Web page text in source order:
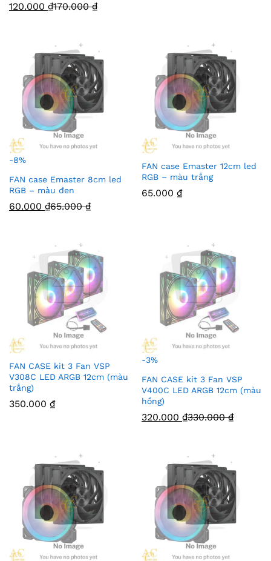
120.000 ₫170.000₫
-8%
FAN case Emaster 8cm led
RGB – màu đen
60.000 ₫65.000₫
FAN case Emaster 12cm led
RGB – màu trắng
65.000 ₫
FAN CASE kit 3 Fan VSP
V308C LED ARGB 12cm (màu
trắng)
350.000 ₫
-3%
FAN CASE kit 3 Fan VSP
V400C LED ARGB 12cm (màu
hồng)
320.000 ₫330.000₫